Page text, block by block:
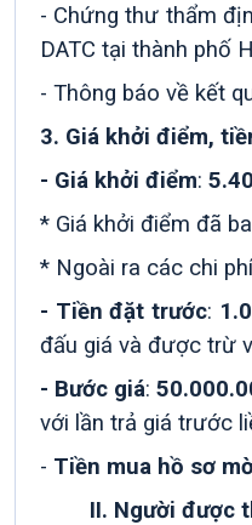
- Chứng thư thẩm
DATC tại thành phố
- Thông báo về kết
3. Giá khởi điểm,
- Giá khởi điểm:
* Giá khởi điểm đã
* Ngoài ra các chi
- Tiền đặt trước: 1.0
đấu giá và được trừ
- Bước giá:
với lần trả giá trước
- Tiền mua hồ sơ
II. Người được